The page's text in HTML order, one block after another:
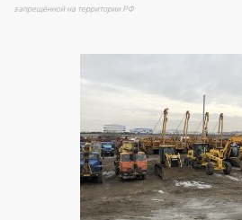
запрещённой на территории РФ